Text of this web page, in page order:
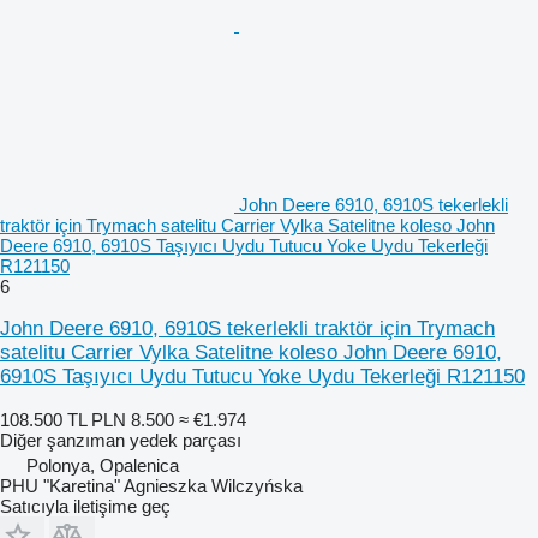
John Deere 6910, 6910S tekerlekli
traktör için Trymach satelitu Carrier Vylka Satelitne koleso John
Deere 6910, 6910S Taşıyıcı Uydu Tutucu Yoke Uydu Tekerleği
R121150
6
John Deere 6910, 6910S tekerlekli traktör için Trymach
satelitu Carrier Vylka Satelitne koleso John Deere 6910,
6910S Taşıyıcı Uydu Tutucu Yoke Uydu Tekerleği R121150
108.500 TL PLN 8.500 ≈ €1.974
Diğer şanzıman yedek parçası
Polonya, Opalenica
PHU "Karetina" Agnieszka Wilczyńska
Satıcıyla iletişime geç